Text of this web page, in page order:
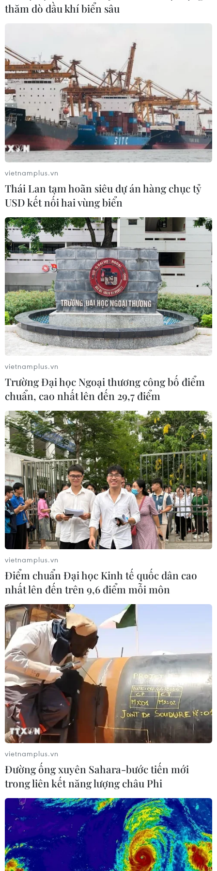
Ngày 19/4 ghi nhận 2.159 ca mắc mới
COVID-19 và 111 ca thở ôxy
19/04/2023 11:03
Bản tin phòng chống dịch COVID-19 của Bộ Y tế, ngày
19/4 cho biết có 2.159 ca mắc mới, tiếp tục đà tăng của
các ngày trước đó, có 111 ca thở ôxy, không có ca tử
vong và 209 ca được công bố khỏi bệnh.
Ngày 20/4: Việt Nam ghi nhận thêm 2.461
ca mắc mới COVID-19
Ngày 20/4, Việt nam ghi nhận 2.461 ca mắc mới
COVID-19, tiếp tục đà tăng của các ngày trước đó; trong
khi có 109 ca bệnh đang phải thở ôxy.
Ghi nhận 2.461 ca mắc mới COVID-19
trong 24 giờ qua
20/04/2023 11:35
Bản tin phòng chống dịch COVID-19 ngày 20/4/2023
của Bộ Y tế cho biết, có 2.461 ca mắc mới COVID-19,
245 ca khỏi bệnh, không có F0 tử vong.
thăm dò dầu khí biển sâu
vietnamplus.vn
Thái Lan tạm hoãn siêu dự án hàng chục tỷ
USD kết nối hai vùng biển
vietnamplus.vn
Trường Đại học Ngoại thương công bố điểm
chuẩn, cao nhất lên đến 29,7 điểm
vietnamplus.vn
Điểm chuẩn Đại học Kinh tế quốc dân cao
nhất lên đến trên 9,6 điểm mỗi môn
vietnamplus.vn
Đường ống xuyên Sahara-bước tiến mới
trong liên kết năng lượng châu Phi